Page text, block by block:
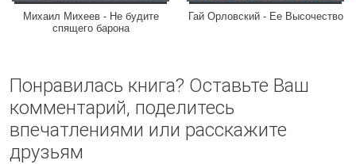
Михаил Михеев - Не будите
спящего барона
Гай Орловский - Ее Высочество
Понравилась книга? Оставьте Ваш
комментарий, поделитесь
впечатлениями или расскажите
друзьям